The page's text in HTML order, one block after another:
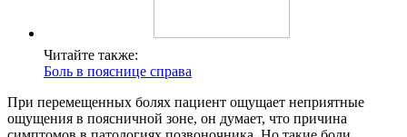
Читайте также:
Боль в пояснице справа
При перемещенных болях пациент ощущает неприятные
ощущения в поясничной зоне, он думает, что причина